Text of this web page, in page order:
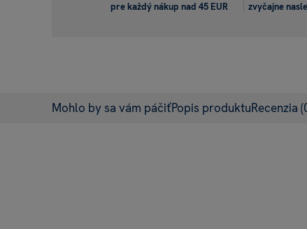
pre každý nákup nad 45 EUR zvyčajne
Mohlo by sa vám páčiťPopis produktuRecenzia